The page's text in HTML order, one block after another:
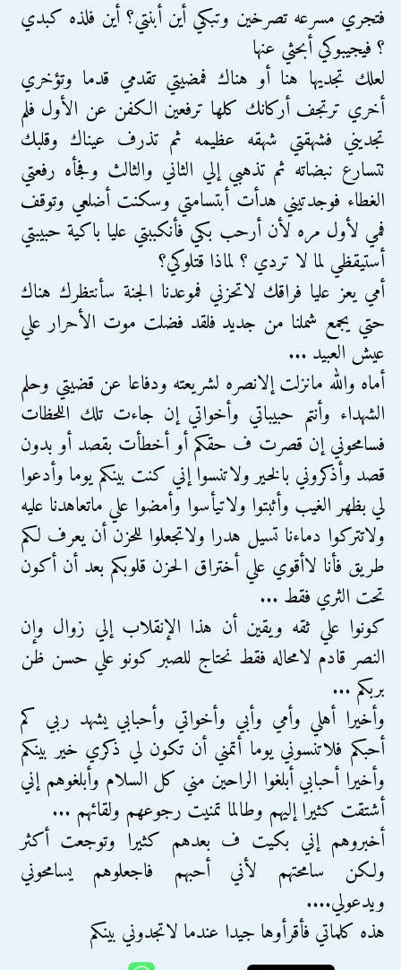
فتجري مسرعه تصرخين وتبكي أين أبنتي؟ أين فلذه كبدي
؟ فيجيبوكي أبحثي عنها
لعلك تجديها هنا أو هناك فمضيتي تقدمي قدما وتؤخري
أخري ترتجف أركانك كلها ترفعين الكفن عن الأول فلم
تجديني فشهقتي شهقه عظيمه ثم تذرف عيناك وقلبك
تتسارع نبضاته ثم تذهبي إلي الثاني والثالث وفجأه رفعتي
الغطاء فوجدتيني هدأت أبتسامتي وسكنت أضلعي وتوقف
فمي لأول مره لأن أرحب بكي فأنكببتي عليا باكية حبيبتي
أستيقظي لما لا تردي ؟ لماذا قتلوكي؟
أمي يعز عليا فراقك لاتحزني فموعدنا الجنة سأنتظرك هناك
حتي يجمع شملنا من جديد فلقد فضلت موت الأحرار علي
عيش العبيد ...
أماه والله مانزلت إلانصره لشريعته ودفاعا عن قضيتي وحلم
الشهداء وأنتم حبيباتي وأخواتي إن جاءت تلك اللحظات
فسامحوني إن قصرت ف حقكم أو أخطأت بقصد أو بدون
قصد وأذكروني بالخير ولاتنسوا إني كنت بينكم يوما وأدعوا
لي بظهر الغيب وأثبتوا ولاتيأسوا وأمضوا علي ماتعاهدنا عليه
ولاتتركوا دماءنا تسيل هدرا ولاتجعلوا للحزن أن يعرف لكم
طريق فأنا لاأقوي علي أختراق الحزن قلوبكم بعد أن أكون
تحت الثري فقط ...
كونوا علي ثقه ويقين أن هذا الإنقلاب إلي زوال وإن
النصر قادم لامحاله فقط نحتاج للصبر كونو علي حسن ظن
بربكم ...
وأخيرا أهلي وأمي وأبي وأخواتي وأحبابي يشهد ربي كم
أحبكم فلاتنسوني يوما أتمني أن تكون لي ذكري خير بينكم
وأخيرا أحبابي أبلغوا الراحين مني كل السلام وأبلغوهم إني
أشتقت كثيرا إليهم وطالما تمنيت رجوعهم ولقائهم ...
أخبروهم إني بكيت ف بعدهم كثيرا وتوجعت أكثر
ولكن سامحتهم لأني أحبهم فاجعلوهم يسامحوني
ويدعولي....
هذه كلماتي فأقرأوها جيدا عندما لاتجدوني بينكم